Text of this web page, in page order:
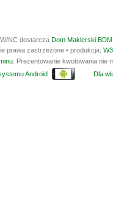
NC dostarcza Dom Maklerski
prawa zastrzeżone • produkcja:
. Prezentowanie kwotowania
Android Dla